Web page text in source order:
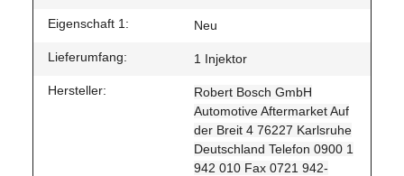
Eigenschaft 1: Neu
Lieferumfang: 1 Injektor
Hersteller:
Robert Bosch GmbH
Automotive Aftermarket Auf
der Breit 4 76227 Karlsruhe
Deutschland Telefon 0900 1
942 010 Fax 0721 942-